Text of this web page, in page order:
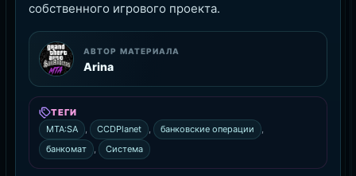
собственного игрового проекта.
АВТОР МАТЕРИАЛА
Arina
ТЕГИ
MTA:SA
, CCDPlanet , банковские операции
,
банкомат
, Система